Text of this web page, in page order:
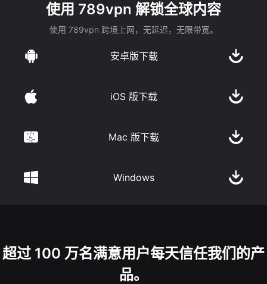
使用 789vpn 解锁全球内容
使用 789vpn 跨境上网，无延迟，无限带宽。
安卓版下载
iOS 版下载
Mac 版下载
Windows
超过 100 万名满意用户每天信任我们的产
品。